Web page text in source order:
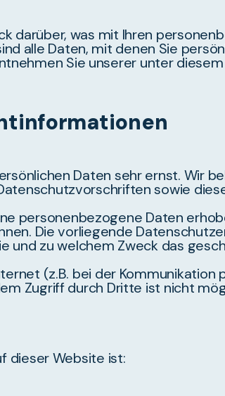
darüber, was mit Ihren
alle Daten, mit denen Sie
Sie unserer unter
Daten sehr ernst. Wir
sowie
personenbezogene Daten
Die vorliegende
und zu welchem Zweck das
(z.B. bei der Kommunikation
Zugriff durch Dritte ist nicht
dieser Website ist: